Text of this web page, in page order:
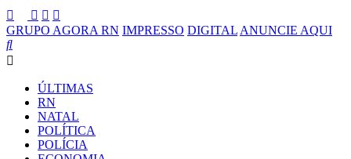
GRUPO AGORA RN IMPRESSO DIGITAL ANUNCIE AQUI
ÚLTIMAS
RN
NATAL
POLÍTICA
POLÍCIA